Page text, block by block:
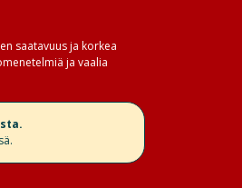
saatavuus ja korkea
ja vaalia